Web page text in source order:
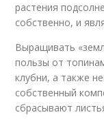
растения
собственно, и
Выращивать
пользы от
клубни, а также
собственный
сбрасывают